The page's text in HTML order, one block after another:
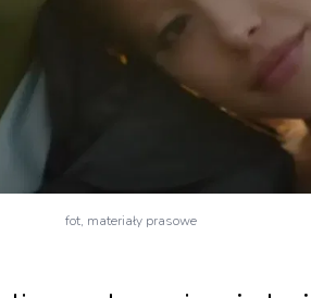
fot, materiały prasowe